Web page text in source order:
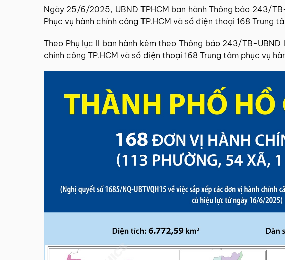
Ngày 25/6/2025, UBND TPHCM ban hành Thông báo 243/
Phục vụ hành chính công TP.HCM và số điện thoại 168 Trung
Theo Phụ lục II ban hành kèm theo Thông báo 243/TB-
chính công TP.HCM và số điện thoại 168 Trung tâm phục vụ